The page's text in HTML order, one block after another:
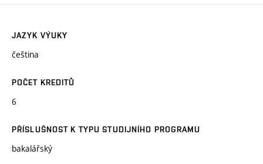
JAZYK VÝUKY
čeština
POČET KREDITŮ
6
PŘÍSLUŠNOST K TYPU STUDIJNÍHO PROGRAMU
bakalářský